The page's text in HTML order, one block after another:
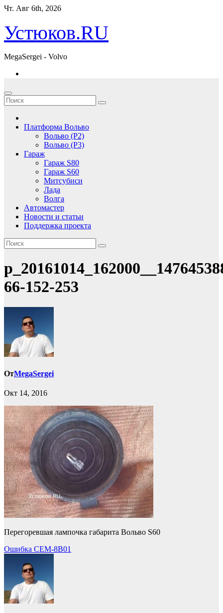
Перейти
содержимому
Чт. Авг 6th, 2026
Устюков.RU
MegaSergei - Volvo
Платформа Вольво
Вольво (P2)
Вольво (P3)
Гараж
Гараж S80
Гараж S60
Митсубиси
Лада
Волга
Автомастер
Новости и статьи
Поддержка проекта
66-152-253
ОтMegaSergei
Окт 14, 2016
Перегоревшая лампочка габарита Вольво S60
Навигация
записям
Ошибка CEM-8B01